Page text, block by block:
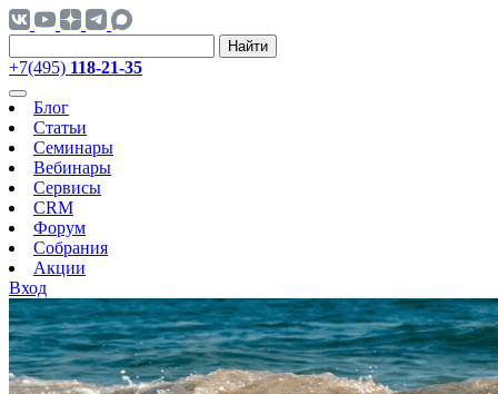
Найти
+7(495) 118-21-35
Блог
Статьи
Семинары
Вебинары
Сервисы
CRM
Форум
Собрания
Акции
Вход